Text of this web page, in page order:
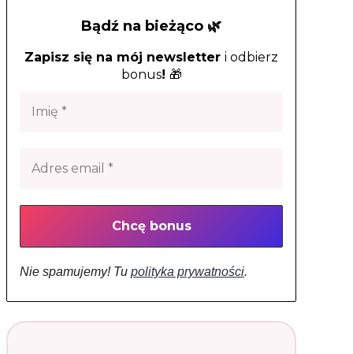
Bądź na bieżąco 🌿
Zapisz się na mój newsletter i odbierz
bonus! 🎁
Nie spamujemy! Tu polityka prywatności.